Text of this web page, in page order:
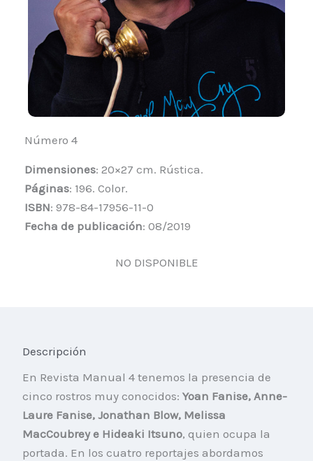
Número 4
Dimensiones: 20×27 cm. Rústica.
Páginas: 196. Color.
ISBN: 978-84-17956-11-0
Fecha de publicación: 08/2019
NO DISPONIBLE
Descripción
En Revista Manual 4 tenemos la presencia de
cinco rostros muy conocidos: Yoan Fanise, Anne-
Laure Fanise, Jonathan Blow, Melissa
MacCoubrey e Hideaki Itsuno, quien ocupa la
portada. En los cuatro reportajes abordamos